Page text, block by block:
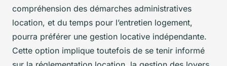
compréhension des démarches administratives
location, et du temps pour l’entretien logement,
pourra préférer une gestion locative indépendante.
Cette option implique toutefois de se tenir informé